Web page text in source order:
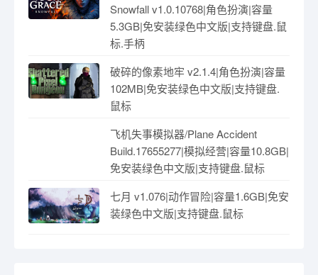
Snowfall v1.0.10768|角色扮演|容量
5.3GB|免安装绿色中文版|支持键盘.鼠
标.手柄
破碎的像素地牢 v2.1.4|角色扮演|容量
102MB|免安装绿色中文版|支持键盘.
鼠标
飞机失事模拟器/Plane Accident
Build.17655277|模拟经营|容量10.8GB|
免安装绿色中文版|支持键盘.鼠标
七月 v1.076|动作冒险|容量1.6GB|免安
装绿色中文版|支持键盘.鼠标